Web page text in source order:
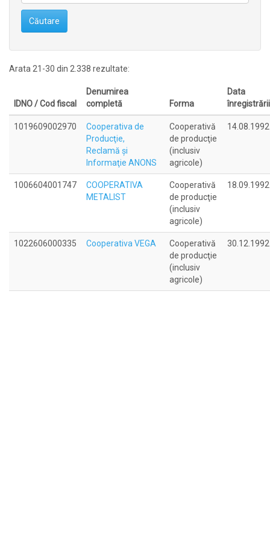
Căutare
Arata 21-30 din 2.338 rezultate:
IDNO / Cod fiscal
Denumirea
completă
Forma
Data
înregistrării
1019609002970
Cooperativa de
Producţie,
Reclamă şi
Informaţie ANONS
Cooperativă
de producţie
(inclusiv
agricole)
14.08.1992
1006604001747
COOPERATIVA
METALIST
Cooperativă
de producţie
(inclusiv
agricole)
18.09.1992
1022606000335 Cooperativa VEGA
Cooperativă
de producţie
(inclusiv
agricole)
30.12.1992